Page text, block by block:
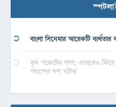
বাংলা সিনেমার আরেকটি
বুক পকেটের গল্প, এভাবেও
পছন্দের দশ নাটক